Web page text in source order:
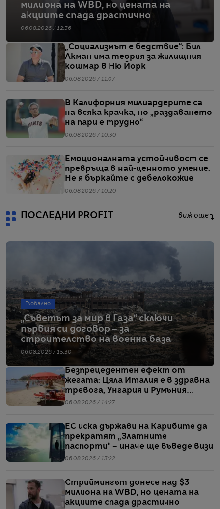
милиона на WBD, но цената на
акциите спада драстично
06.08.2026 / 12:36
„Социализмът е бедствие“: Бил
Акман има теория за жилищния
кошмар в Ню Йорк
06.08.2026 / 11:07
В Калифорния милиардерите са
на всяка крачка, но „раздаването
на пари е трудно“
06.08.2026 / 10:30
Емоционалната устойчивост се
превръща в най-ценното умение.
Не я бъркайте с дебелокожие
06.08.2026 / 10:20
ПОСЛЕДНИ PROFIT виж още
Глобално
„Съветът за мир в Газа“ сключи
първия си договор – за
строителство на военна база
06.08.2026 / 15:30
Безпрецедентен ефект от
жегата: Цяла Италия е в здравна
тревога, Унгария и Румъния
пестят електричество
06.08.2026 / 14:27
ЕС иска държави на Карибите да
прекратят „Златните
паспорти“ – иначе ще въведе визи
06.08.2026 / 13:22
Стриймингът донесе над $3
милиона на WBD, но цената на
акциите спада драстично